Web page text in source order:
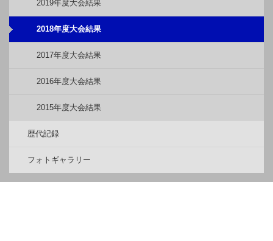
2019年度大会結果
2018年度大会結果
2017年度大会結果
2016年度大会結果
2015年度大会結果
歴代記録
フォトギャラリー